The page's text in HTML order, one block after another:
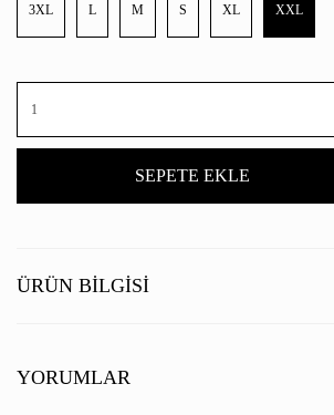
3XL L M S XL XXL
SEPETE EKLE
ÜRÜN BILGISI
YORUMLAR